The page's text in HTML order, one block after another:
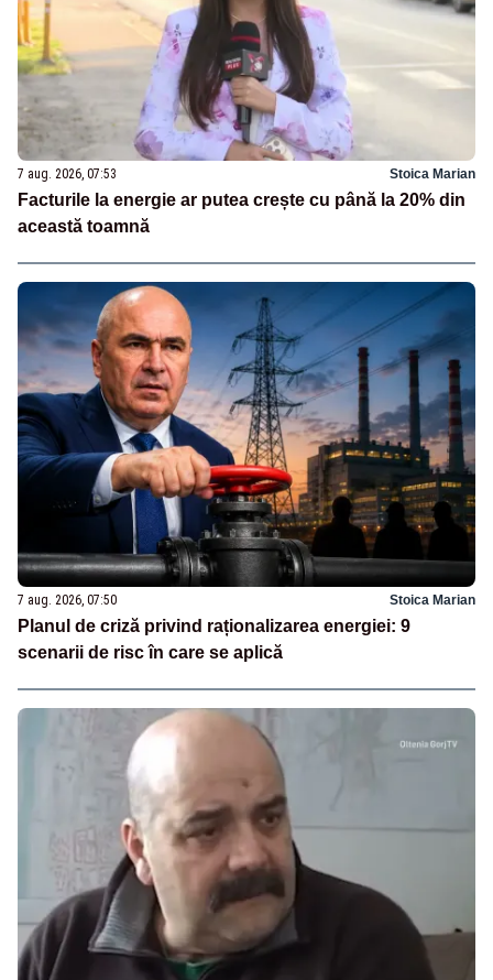
7 aug. 2026, 07:53 Stoica Marian
Facturile la energie ar putea crește cu până la 20% din
această toamnă
7 aug. 2026, 07:50 Stoica Marian
Planul de criză privind raționalizarea energiei: 9
scenarii de risc în care se aplică